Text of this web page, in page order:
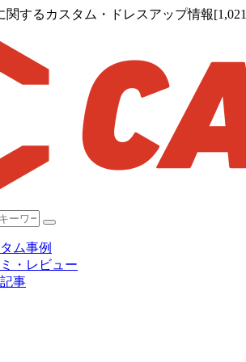
関するカスタム・ドレスアップ情報
ム事例
・レビュー
事